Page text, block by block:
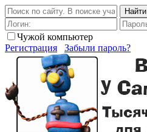
Найти
Чужой компьютер
Регистрация
Забыли пароль?